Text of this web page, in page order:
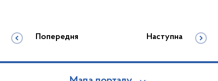
Попередня Наступна